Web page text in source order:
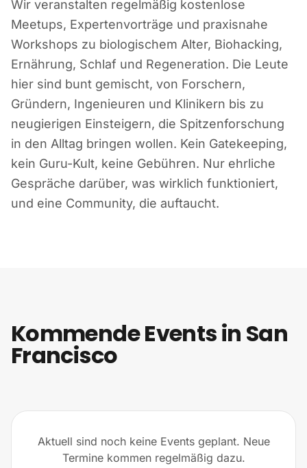
Wir veranstalten regelmäßig kostenlose
Meetups, Expertenvorträge und praxisnahe
Workshops zu biologischem Alter, Biohacking,
Ernährung, Schlaf und Regeneration. Die Leute
hier sind bunt gemischt, von Forschern,
Gründern, Ingenieuren und Klinikern bis zu
neugierigen Einsteigern, die Spitzenforschung
in den Alltag bringen wollen. Kein Gatekeeping,
kein Guru-Kult, keine Gebühren. Nur ehrliche
Gespräche darüber, was wirklich funktioniert,
und eine Community, die auftaucht.
Kommende Events in San
Francisco
Aktuell sind noch keine Events geplant. Neue
Termine kommen regelmäßig dazu.